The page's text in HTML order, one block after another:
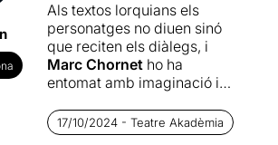
Als textos lorquians els
personatges no diuen sinó
que reciten els diàlegs, i
Marc Chornet ho ha
entomat amb imaginació i
Bodas de sangreque arriba
a l'espectador com una
17/10/2024 - Teatre Akadèmia